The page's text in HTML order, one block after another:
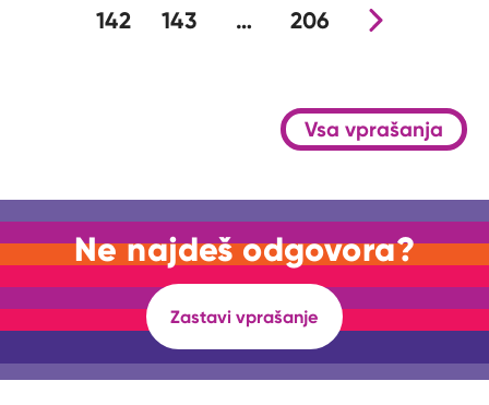
142 143 … 206Nova stran
Vsa vprašanja
Ne najdeš odgovora?
Zastavi vprašanje